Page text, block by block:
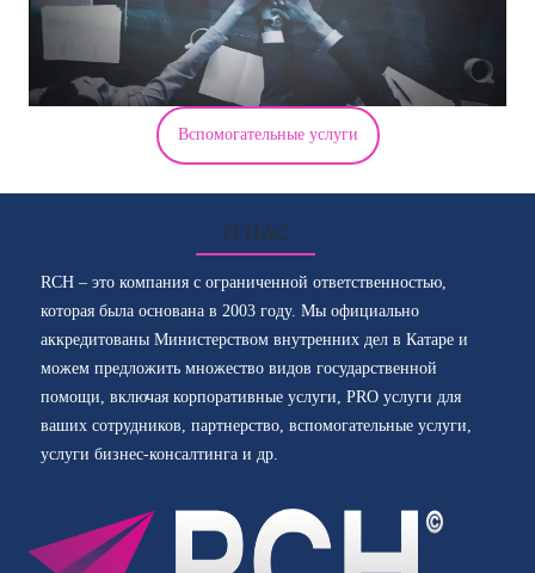
Вспомогательные услуги
О НАС
RCH – это компания с ограниченной ответственностью,
которая была основана в 2003 году. Мы официально
аккредитованы Министерством внутренних дел в Катаре и
можем предложить множество видов государственной
помощи, включая корпоративные услуги, PRO услуги для
ваших сотрудников, партнерство, вспомогательные услуги,
услуги бизнес-консалтинга и др.